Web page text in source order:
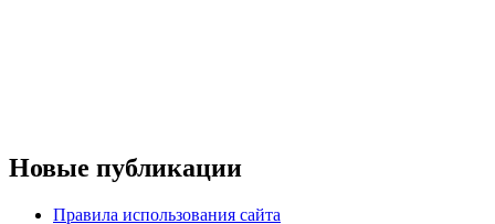
Новые публикации
Правила использования сайта